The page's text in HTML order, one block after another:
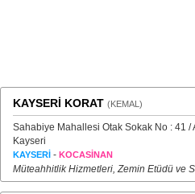
KAYSERİ KORAT (KEMAL)
Sahabiye Mahallesi Otak Sokak No : 41
Kayseri
KAYSERİ - KOCASİNAN
Müteahhitlik Hizmetleri, Zemin Etüdü ve